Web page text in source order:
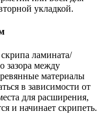
укладкой.
ламината/
зазора между
материалы
в зависимости от
для расширения,
и начинает скрипеть.